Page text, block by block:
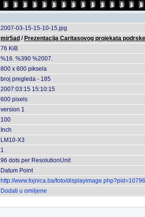
2007-03-15-15-10-15.jpg
mir5ad / Prezentacija Caritasovog projekata
76 KiB
%16. %390 %2007.
800 x 600 piksela
broj pregleda - 185
2007:03:15 15:10:15
600 pixels
version 1
100
Inch
LM10-X3
1
96 dots per ResolutionUnit
Datum Point
http://www.fojnica.ba/foto/displayimage.php?pid=10796
Dodati u omiljene